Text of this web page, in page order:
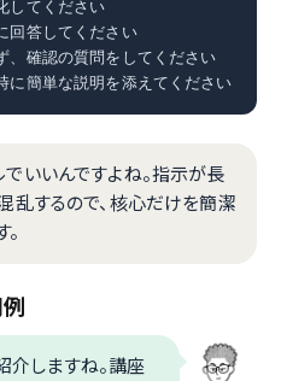
してください
回答してください
確認の質問をしてください
簡単な説明を添えてください
でいいんですよね。指示が長
乱するので、核心だけを簡潔
しますね。講座